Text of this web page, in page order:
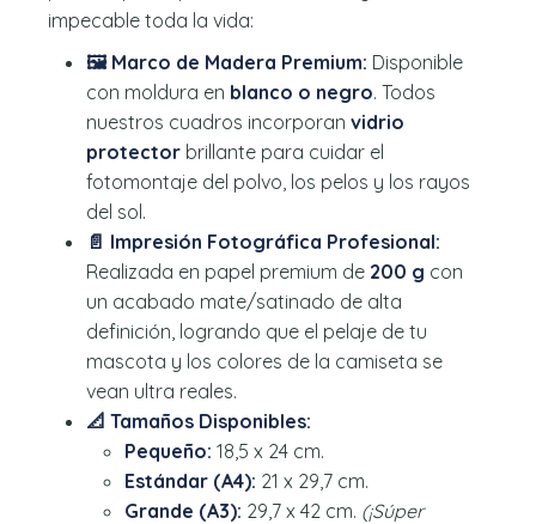
impecable toda la vida:
🖼️ Marco de Madera Premium: Disponible
con moldura en blanco o negro. Todos
nuestros cuadros incorporan vidrio
protector brillante para cuidar el
fotomontaje del polvo, los pelos y los rayos
del sol.
📄 Impresión Fotográfica Profesional:
Realizada en papel premium de 200 g con
un acabado mate/satinado de alta
definición, logrando que el pelaje de tu
mascota y los colores de la camiseta se
vean ultra reales.
📐 Tamaños Disponibles:
Pequeño: 18,5 x 24 cm.
Estándar (A4): 21 x 29,7 cm.
Grande (A3): 29,7 x 42 cm. (¡Súper